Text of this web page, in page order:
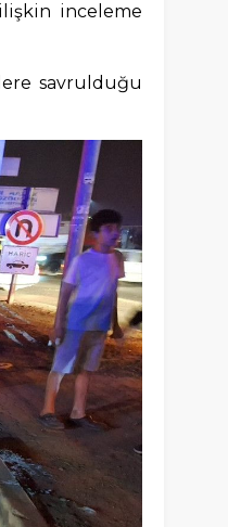
ilişkin inceleme
savrulduğu